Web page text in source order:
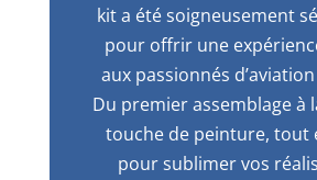
kit a été soigneusement
pour offrir une
aux passionnés
Du premier assemblage à
touche de peinture, tout
pour sublimer vos